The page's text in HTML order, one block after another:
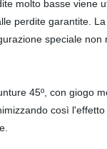
molto basse
perdite garantite.
speciale
45º, con giogo
così